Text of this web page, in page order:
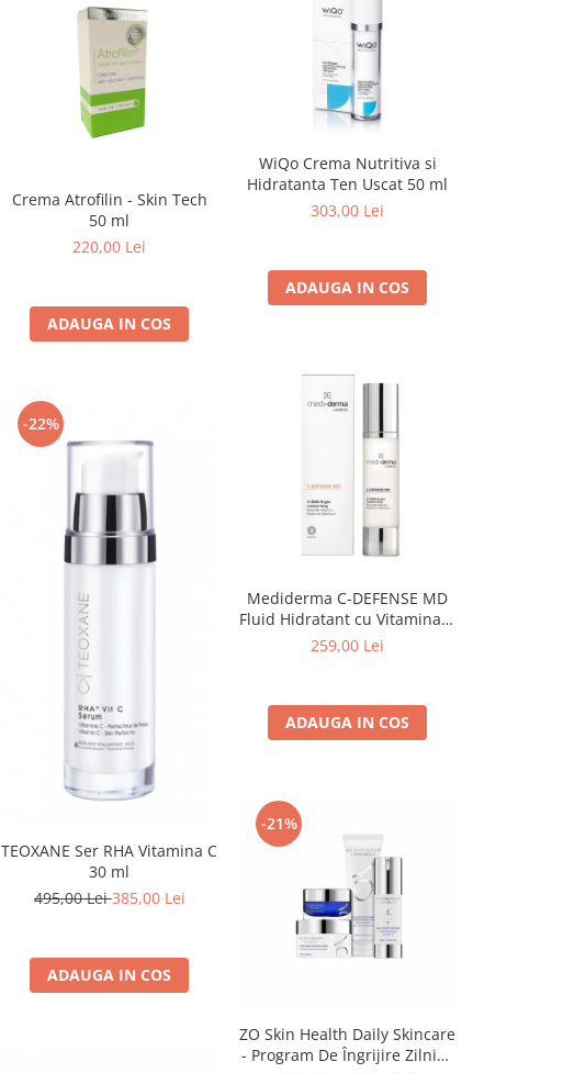
Crema Atrofilin - Skin Tech
50 ml
220,00 Lei
ADAUGA IN COS
WiQo Crema Nutritiva si
Hidratanta Ten Uscat 50 ml
303,00 Lei
ADAUGA IN COS
Mediderma C-DEFENSE MD
Fluid Hidratant cu Vitamina C
50ml
259,00 Lei
ADAUGA IN COS
-22%
TEOXANE Ser RHA Vitamina C
30 ml
495,00 Lei385,00 Lei
ADAUGA IN COS
-21%
ZO Skin Health Daily Skincare
- Program De Îngrijire Zilnică